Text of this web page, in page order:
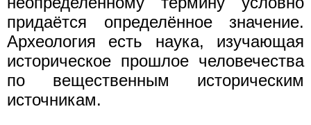
придаётся определённое значение.
Археология есть наука, изучающая
историческое прошлое человечества
по вещественным историческим
источникам.